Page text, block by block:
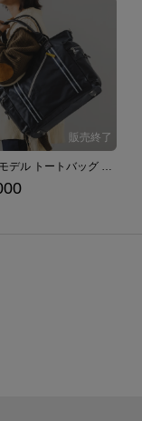
綾波改 モデル トートバッグ アズールレーン